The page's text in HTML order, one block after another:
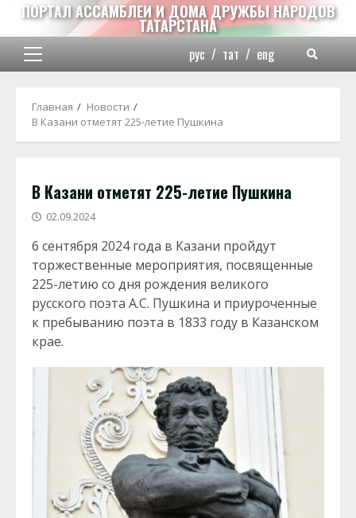
Перейти
содержимому
ПОРТАЛ АССАМБЛЕИ И ДОМА ДРУЖБЫ НАРОДОВ
ТАТАРСТАНА
Основное
рус / тат / eng
Главная
Новости
В Казани отметят 225-летие Пушкина
В Казани отметят 225-летие Пушкина
02.09.2024
6 сентября 2024 года в Казани пройдут
торжественные мероприятия, посвященные
225-летию со дня рождения великого
русского поэта А.С. Пушкина и приуроченные
к пребыванию поэта в 1833 году в Казанском
крае.